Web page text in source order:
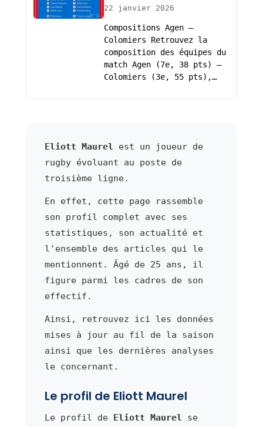
22 janvier 2026
Compositions Agen –
Colomiers Retrouvez la
composition des équipes du
match Agen (7e, 38 pts) –
Colomiers (3e, 55 pts),…
Eliott Maurel est un joueur de
rugby évoluant au poste de
troisième ligne.
En effet, cette page rassemble
son profil complet avec ses
statistiques, son actualité et
l'ensemble des articles qui le
mentionnent. Âgé de 25 ans, il
figure parmi les cadres de son
effectif.
Ainsi, retrouvez ici les données
mises à jour au fil de la saison
ainsi que les dernières analyses
le concernant.
Le profil de Eliott Maurel
Le profil de Eliott Maurel se